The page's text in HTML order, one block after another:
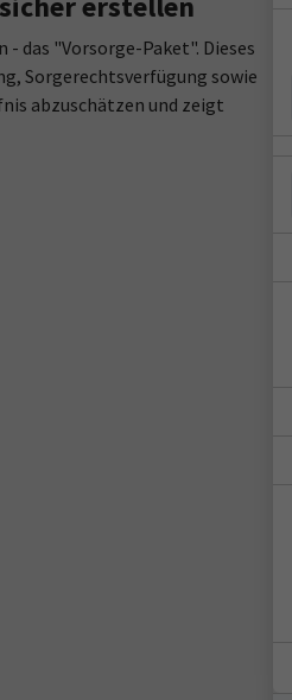
das "Vorsorge-Paket". Dieses
Sorgerechtsverfügung sowie
abzuschätzen und zeigt